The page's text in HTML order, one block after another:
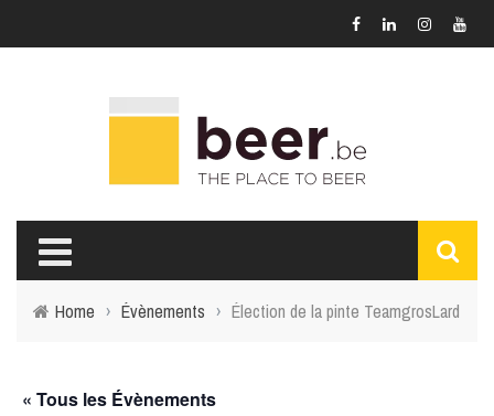
Home › Évènements › Élection de la pinte TeamgrosLard
« Tous les Évènements